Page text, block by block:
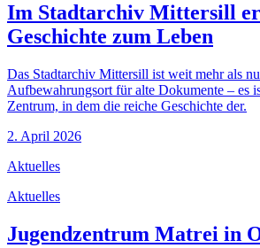
Im Stadtarchiv Mittersill
Geschichte zum Leben
Das Stadtarchiv Mittersill ist weit mehr als
Aufbewahrungsort für alte Dokumente – es
Zentrum, in dem die reiche Geschichte der.
2. April 2026
Aktuelles
Aktuelles
Jugendzentrum Matrei in